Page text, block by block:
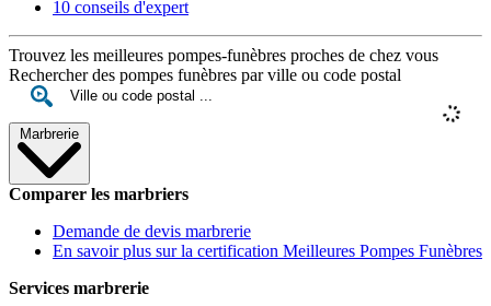
10 conseils d'expert
Trouvez les meilleures pompes-funèbres proches de chez vous
Rechercher des pompes funèbres par ville ou code postal
Marbrerie
Comparer les marbriers
Demande de devis marbrerie
En savoir plus sur la certification Meilleures Pompes Funèbres
Services marbrerie